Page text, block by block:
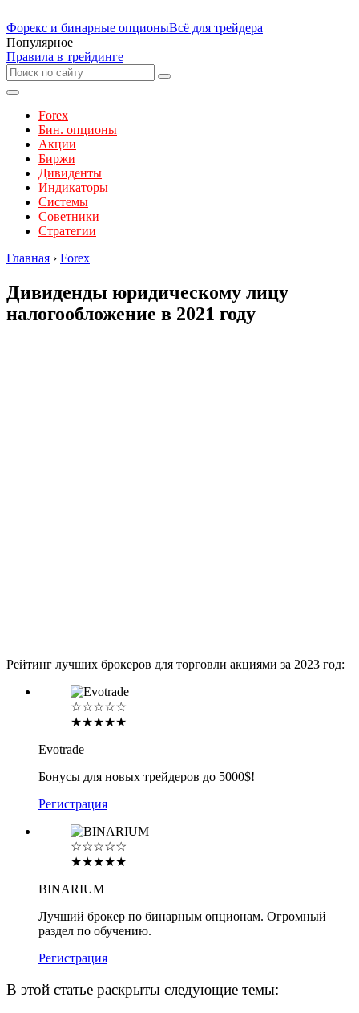
Форекс и бинарные опционыВсё для трейдера
Популярное
Правила в трейдинге
Forex
Бин. опционы
Акции
Биржи
Дивиденты
Индикаторы
Системы
Советники
Стратегии
Главная › Forex
Дивиденды юридическому лицу
налогообложение в 2021 году
Рейтинг лучших брокеров для торговли акциями за 2023 год:
☆☆☆☆☆
★★★★★
Evotrade
Бонусы для новых трейдеров до 5000$!
Регистрация
☆☆☆☆☆
★★★★★
BINARIUM
Лучший брокер по бинарным опционам. Огромный
раздел по обучению.
Регистрация
В этой статье раскрыты следующие темы: